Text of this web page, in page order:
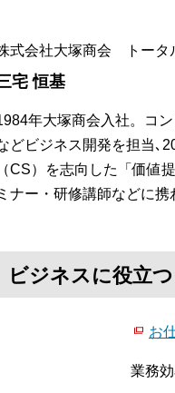
式会社大塚商会 トータ
宅 恒基
年大塚商会入社。コ
どビジネス開発を担当､
（CS）を志向した「価値
ミナー・研修講師などに携
ジネスに役立
お
業務